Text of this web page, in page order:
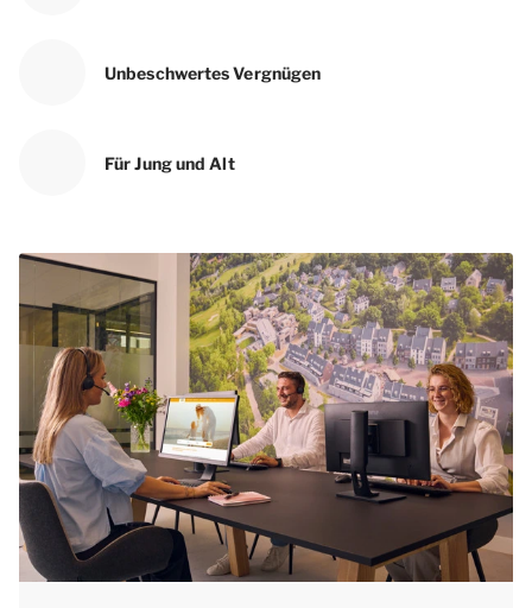
Unbeschwertes Vergnügen
Für Jung und Alt